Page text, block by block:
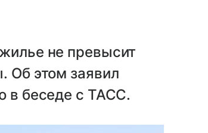
не превысит
Об этом заявил
в беседе с ТАСС.